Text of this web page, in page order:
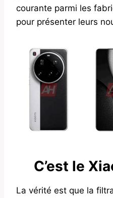
courante parmi les
pour présenter leurs
C’est le
La vérité est que la